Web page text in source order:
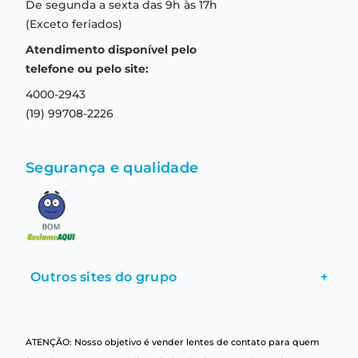
Formas de pagamento
Aviso de privacidade
Termos e condições de uso
Troca e devolução
Central de relacionamento
De segunda a sexta das 9h às 17h
(Exceto feriados)
Atendimento disponível pelo
telefone ou pelo site:
4000-2943
(19) 99708-2226
Segurança e qualidade
Outros sites do grupo +
ATENÇÃO: Nosso objetivo é vender lentes de contato para quem